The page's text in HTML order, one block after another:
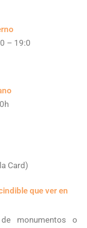
– 19:0
Card)
que ver en
monumentos o